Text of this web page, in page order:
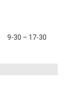
9-30 – 17-30